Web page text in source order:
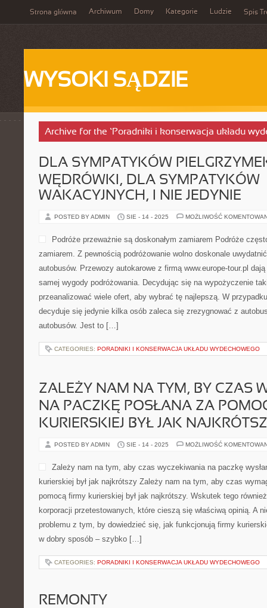
Strona główna Archiwum Domy Kategorie Ludzie Spis
WYSOKI SĄDZIE
Archive for the ‘Poradniki i konserwacja układu
DLA SYMPATYKÓW
WĘDRÓWKI, DLA SYMPATYKÓW
WAKACYJNYCH, I NIE JEDYNIE
POSTED BY ADMIN SIE - 14 - 2025 MOŻLIWOŚĆ
Podróże przeważnie są doskonałym zamiarem Podróże
zamiarem. Z pewnością podróżowanie wolno doskonale
autobusów. Przewozy autokarowe z firmą www.europe-tour.pl
samej wygody podróżowania. Decydując się na wypożyczenie
przeanalizować wiele ofert, aby wybrać tę najlepszą. W
decyduje się jedynie kilka osób zaleca się zrezygnować z
autobusów. Jest to […]
CATEGORIES: PORADNIKI I KONSERWACJA UKŁADU WYDECHOWEGO
ZALEŻY NAM NA TYM, BY CZAS
NA PACZKĘ POSŁANA ZA
KURIERSKIEJ BYŁ JAK
POSTED BY ADMIN SIE - 14 - 2025 MOŻLIWOŚĆ
Zależy nam na tym, aby czas wyczekiwania na paczkę
kurierskiej był jak najkrótszy Zależy nam na tym, aby czas
pomocą firmy kurierskiej był jak najkrótszy. Wskutek tego
korporacji przetestowanych, które cieszą się właściwą opinią. A
problemu z tym, by dowiedzieć się, jak funkcjonują firmy
w dobry sposób – szybko […]
CATEGORIES: PORADNIKI I KONSERWACJA UKŁADU WYDECHOWEGO
REMONTY